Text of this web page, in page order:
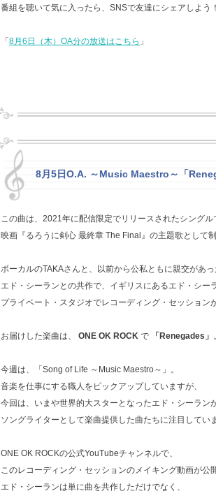
番組を聴いて気に入ったら、SNSで友達にシェアしよう！
「 8月6日（木）OA分の放送はこちら 」
8月5日O.A. ～Music Maestro～「
この曲は、2021年に配信限定でリリースされたシングル
映画『るろうに剣心 最終章 The Final』の主題歌として制
ボーカルのTAKAさんと、以前から公私ともに親交があっ
エド・シーランとの共作で、イギリスにあるエド・シー
プライベート・スタジオでレコーディング・セッション
お届けした楽曲は、 ONE OK ROCK で 「Renegades」 。
今週は、「Song of Life ～Music Maestro～」。
音楽を仕事にする職人をピックアップしていますが、
今回は、いまや世界的大スターとなったエド・シーラン
ソングライターとして楽曲提供した曲たちに注目してい
ONE OK ROCKの公式YouTubeチャンネルで、
このレコーディング・セッションのメイキング動画が公
エド・シーランは単に曲を共作しただけでなく、